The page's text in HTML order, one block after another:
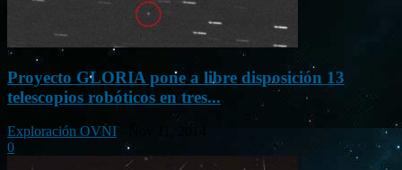
Proyecto GLORIA pone a libre disposición 13
telescopios robóticos en tres...
Exploración OVNI
0